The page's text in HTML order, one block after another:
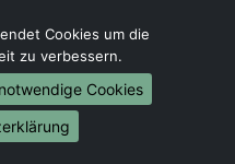
Cookies um die
zu verbessern.
Cookies